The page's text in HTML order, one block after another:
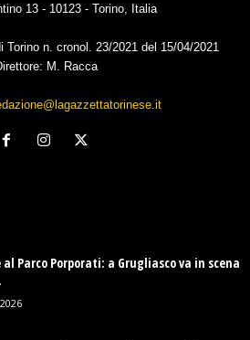
13 - 10123 - Torino, Italia
Torino n. cronol. 23/2021 del 15/04/2021
M. Racca
al Parco Porporati: a Grugliasco va in scena